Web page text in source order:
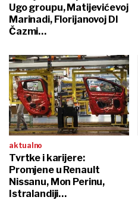
Ugo groupu, Matijevićevoj
Marinadi, Florijanovoj DI
Čazmi…
aktualno
Tvrtke i karijere:
Promjene u Renault
Nissanu, Mon Perinu,
Istralandiji…